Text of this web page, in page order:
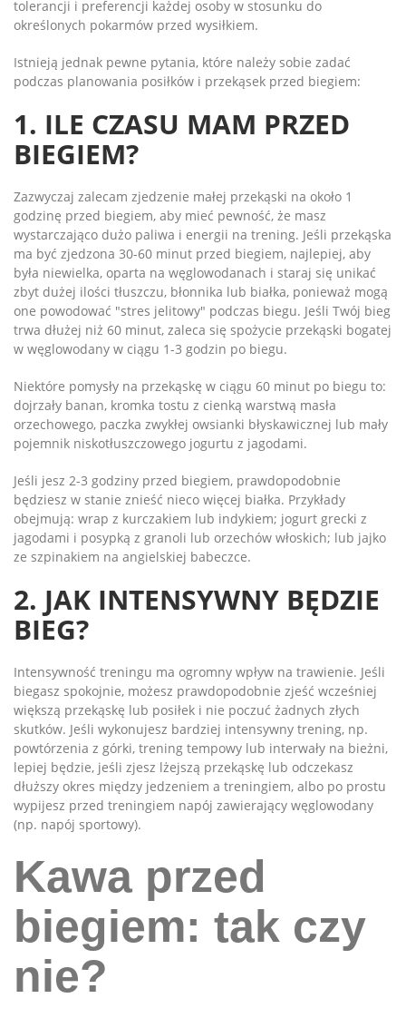
tolerancji i preferencji każdej osoby w stosunku do
określonych pokarmów przed wysiłkiem.
Istnieją jednak pewne pytania, które należy sobie zadać
podczas planowania posiłków i przekąsek przed biegiem:
1. ILE CZASU MAM PRZED
BIEGIEM?
Zazwyczaj zalecam zjedzenie małej przekąski na około 1
godzinę przed biegiem, aby mieć pewność, że masz
wystarczająco dużo paliwa i energii na trening. Jeśli przekąska
ma być zjedzona 30-60 minut przed biegiem, najlepiej, aby
była niewielka, oparta na węglowodanach i staraj się unikać
zbyt dużej ilości tłuszczu, błonnika lub białka, ponieważ mogą
one powodować "stres jelitowy" podczas biegu. Jeśli Twój bieg
trwa dłużej niż 60 minut, zaleca się spożycie przekąski bogatej
w węglowodany w ciągu 1-3 godzin po biegu.
Niektóre pomysły na przekąskę w ciągu 60 minut po biegu to:
dojrzały banan, kromka tostu z cienką warstwą masła
orzechowego, paczka zwykłej owsianki błyskawicznej lub mały
pojemnik niskotłuszczowego jogurtu z jagodami.
Jeśli jesz 2-3 godziny przed biegiem, prawdopodobnie
będziesz w stanie znieść nieco więcej białka. Przykłady
obejmują: wrap z kurczakiem lub indykiem; jogurt grecki z
jagodami i posypką z granoli lub orzechów włoskich; lub jajko
ze szpinakiem na angielskiej babeczce.
2. JAK INTENSYWNY BĘDZIE
BIEG?
Intensywność treningu ma ogromny wpływ na trawienie. Jeśli
biegasz spokojnie, możesz prawdopodobnie zjeść wcześniej
większą przekąskę lub posiłek i nie poczuć żadnych złych
skutków. Jeśli wykonujesz bardziej intensywny trening, np.
powtórzenia z górki, trening tempowy lub interwały na bieżni,
lepiej będzie, jeśli zjesz lżejszą przekąskę lub odczekasz
dłuższy okres między jedzeniem a treningiem, albo po prostu
wypijesz przed treningiem napój zawierający węglowodany
(np. napój sportowy).
Kawa przed
biegiem: tak czy
nie?